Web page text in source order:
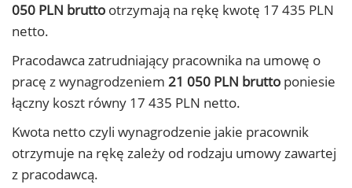
050 PLN brutto otrzymają na rękę kwotę 17 435 PLN
netto.
Pracodawca zatrudniający pracownika na umowę o
pracę z wynagrodzeniem 21 050 PLN brutto poniesie
łączny koszt równy 17 435 PLN netto.
Kwota netto czyli wynagrodzenie jakie pracownik
otrzymuje na rękę zależy od rodzaju umowy zawartej
z pracodawcą.